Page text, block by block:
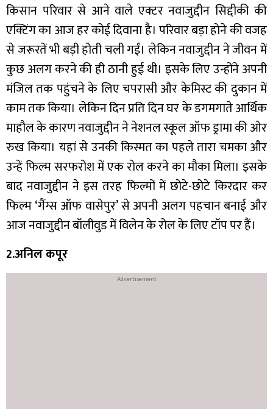
किसान परिवार से आने वाले एक्टर नवाजुद्दीन सिद्दीकी की
एक्टिंग का आज हर कोई दिवाना है। परिवार बड़ा होने की वजह
से जरूरतें भी बड़ी होती चली गईं। लेकिन नवाजुद्दीन ने जीवन में
कुछ अलग करने की ही ठानी हुई थी। इसके लिए उन्होंने अपनी
मंजिल तक पहुंचने के लिए चपरासी और केमिस्ट की दुकान में
काम तक किया। लेकिन दिन प्रति दिन घर के डगमगाते आर्थिक
माहौल के कारण नवाजुद्दीन ने नेशनल स्कूल ऑफ ड्रामा की ओर
रुख किया। यहां से उनकी किस्मत का पहले तारा चमका और
उन्हें फिल्म सरफरोश में एक रोल करने का मौका मिला। इसके
बाद नवाजुद्दीन ने इस तरह फिल्मों में छोटे-छोटे किरदार कर
फिल्म ‘गैंग्स ऑफ वासेपुर’ से अपनी अलग पहचान बनाई और
आज नवाजुद्दीन बॉलीवुड में विलेन के रोल के लिए टॉप पर हैं।
2.अनिल कपूर